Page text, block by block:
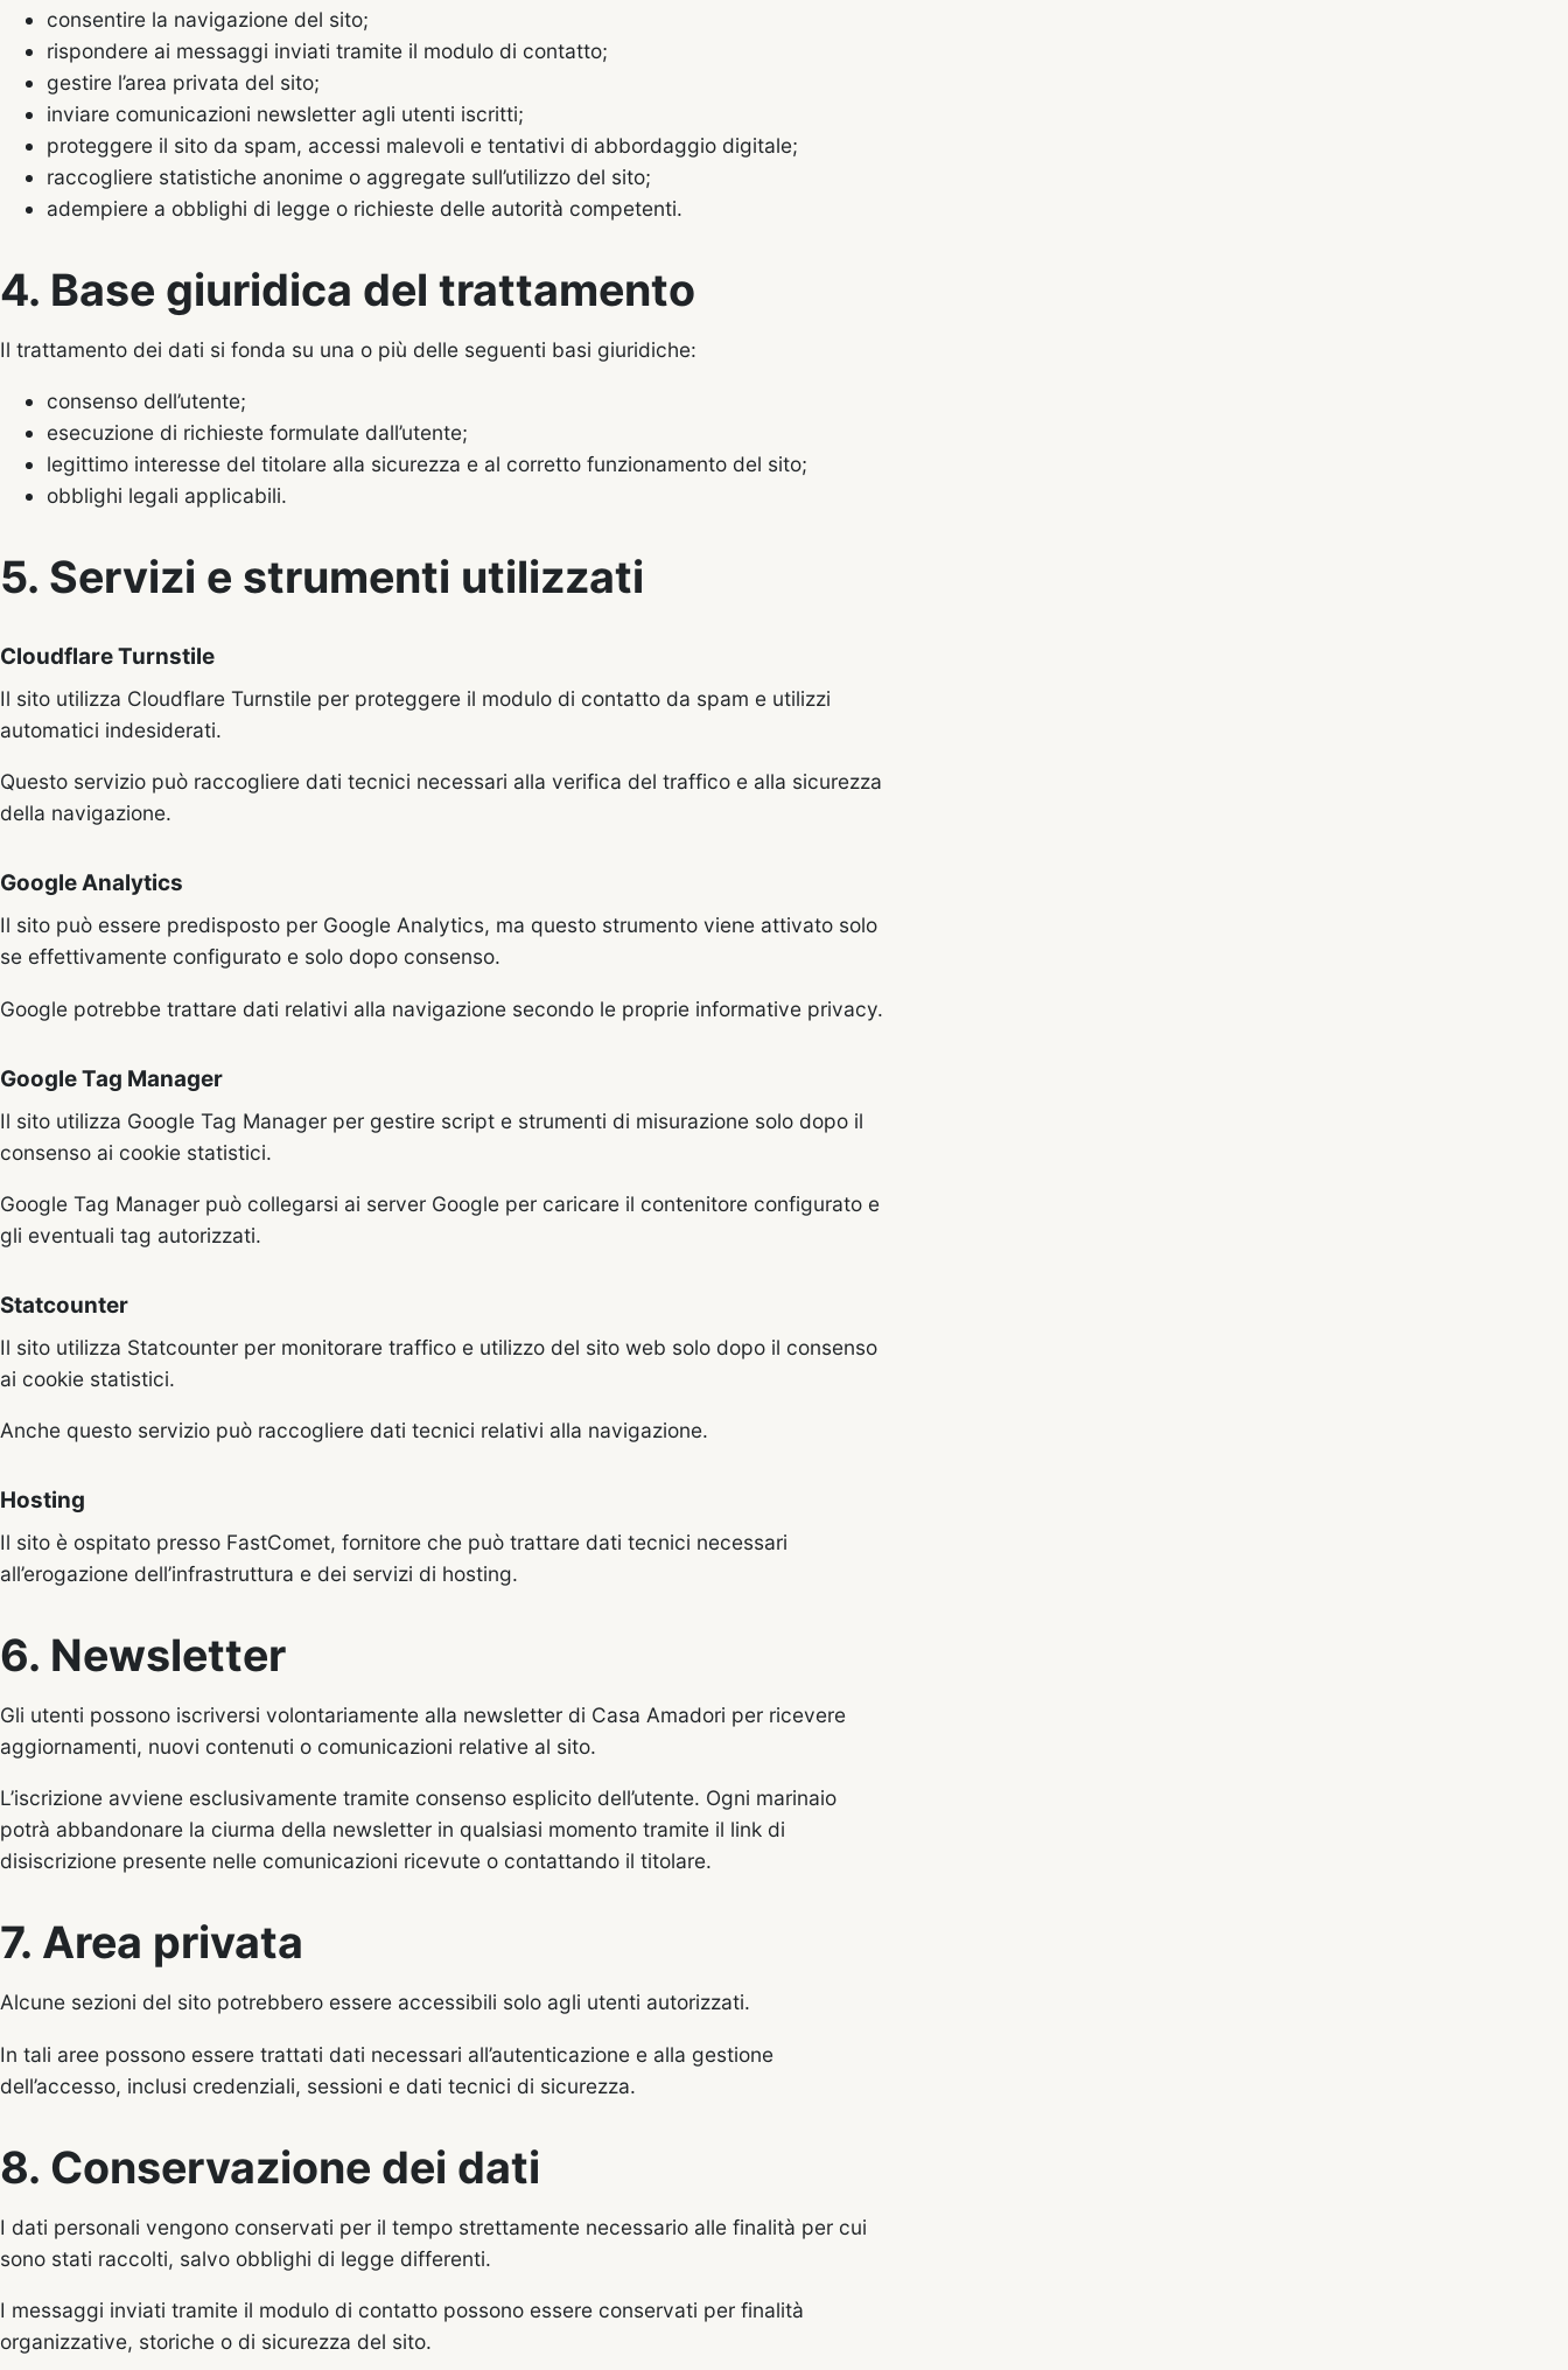
consentire la navigazione del sito;
rispondere ai messaggi inviati tramite il modulo di contatto;
gestire l’area privata del sito;
inviare comunicazioni newsletter agli utenti iscritti;
proteggere il sito da spam, accessi malevoli e tentativi di abbordaggio digitale;
raccogliere statistiche anonime o aggregate sull’utilizzo del sito;
adempiere a obblighi di legge o richieste delle autorità competenti.
4. Base giuridica del trattamento
Il trattamento dei dati si fonda su una o più delle seguenti basi giuridiche:
consenso dell’utente;
esecuzione di richieste formulate dall’utente;
legittimo interesse del titolare alla sicurezza e al corretto funzionamento del sito;
obblighi legali applicabili.
5. Servizi e strumenti utilizzati
Cloudflare Turnstile
Il sito utilizza Cloudflare Turnstile per proteggere il modulo di contatto da spam e utilizzi
automatici indesiderati.
Questo servizio può raccogliere dati tecnici necessari alla verifica del traffico e alla sicurezza
della navigazione.
Google Analytics
Il sito può essere predisposto per Google Analytics, ma questo strumento viene attivato solo
se effettivamente configurato e solo dopo consenso.
Google potrebbe trattare dati relativi alla navigazione secondo le proprie informative privacy.
Google Tag Manager
Il sito utilizza Google Tag Manager per gestire script e strumenti di misurazione solo dopo il
consenso ai cookie statistici.
Google Tag Manager può collegarsi ai server Google per caricare il contenitore configurato e
gli eventuali tag autorizzati.
Statcounter
Il sito utilizza Statcounter per monitorare traffico e utilizzo del sito web solo dopo il consenso
ai cookie statistici.
Anche questo servizio può raccogliere dati tecnici relativi alla navigazione.
Hosting
Il sito è ospitato presso FastComet, fornitore che può trattare dati tecnici necessari
all’erogazione dell’infrastruttura e dei servizi di hosting.
6. Newsletter
Gli utenti possono iscriversi volontariamente alla newsletter di Casa Amadori per ricevere
aggiornamenti, nuovi contenuti o comunicazioni relative al sito.
L’iscrizione avviene esclusivamente tramite consenso esplicito dell’utente. Ogni marinaio
potrà abbandonare la ciurma della newsletter in qualsiasi momento tramite il link di
disiscrizione presente nelle comunicazioni ricevute o contattando il titolare.
7. Area privata
Alcune sezioni del sito potrebbero essere accessibili solo agli utenti autorizzati.
In tali aree possono essere trattati dati necessari all’autenticazione e alla gestione
dell’accesso, inclusi credenziali, sessioni e dati tecnici di sicurezza.
8. Conservazione dei dati
I dati personali vengono conservati per il tempo strettamente necessario alle finalità per cui
sono stati raccolti, salvo obblighi di legge differenti.
I messaggi inviati tramite il modulo di contatto possono essere conservati per finalità
organizzative, storiche o di sicurezza del sito.